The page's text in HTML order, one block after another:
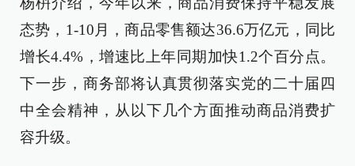
态势，1-10月，商品零售额达36.6万亿元，同比
增长4.4%，增速比上年同期加快1.2个百分点。
下一步，商务部将认真贯彻落实党的二十届四
中全会精神，从以下几个方面推动商品消费扩
容升级。